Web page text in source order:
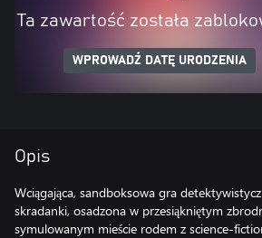
Ta zawartość została
WPROWADŹ DATĘ URODZENIA
Opis
Wciągająca, sandboksowa gra
skradanki, osadzona w przesiąkniętym
symulowanym mieście rodem z science-